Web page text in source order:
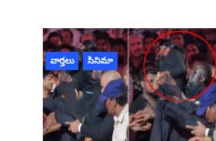
వార్తలు సినిమా